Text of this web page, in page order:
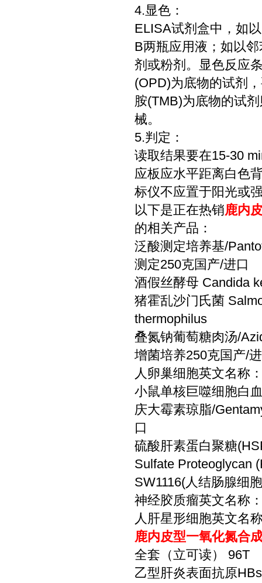
4.显色：
ELISA试剂盒中，如
B两瓶应用液；如以
剂或粉剂。显色反应
(OPD)为底物的试剂
胺(TMB)为底物的试
械。
5.判定：
读取结果要在15-30
应板应水平距离白色
标仪不应置于阳光或
以下是正在热销鹿内
的相关产品：
泛酸测定培养基/
测定250克国产/进口
酒假丝酵母 Candida
猪霍乱沙门氏菌
thermophilus
叠氮钠葡萄糖肉汤/
增菌培养250克国产/
人卵巢细胞英文名称
小鼠单核巨噬细胞白
庆大霉素琼脂/
口
硫酸肝素蛋白聚糖
Sulfate Proteoglycan
SW1116(人结肠腺细
神经胶质瘤英文名称
人肝星形细胞英文名
鹿内皮型一氧化氮合
全套（立可读） 96T
乙型肝炎表面抗原